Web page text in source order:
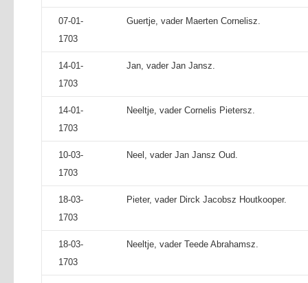
07-01-
1703
Guertje, vader Maerten Cornelisz.
14-01-
1703
Jan, vader Jan Jansz.
14-01-
1703
Neeltje, vader Cornelis Pietersz.
10-03-
1703
Neel, vader Jan Jansz Oud.
18-03-
1703
Pieter, vader Dirck Jacobsz Houtkooper.
18-03-
1703
Neeltje, vader Teede Abrahamsz.